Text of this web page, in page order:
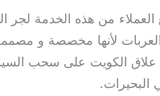
العملاء من هذه الخدمة لجر
لأنها مخصصة و
الكويت على سحب
البحيرات.